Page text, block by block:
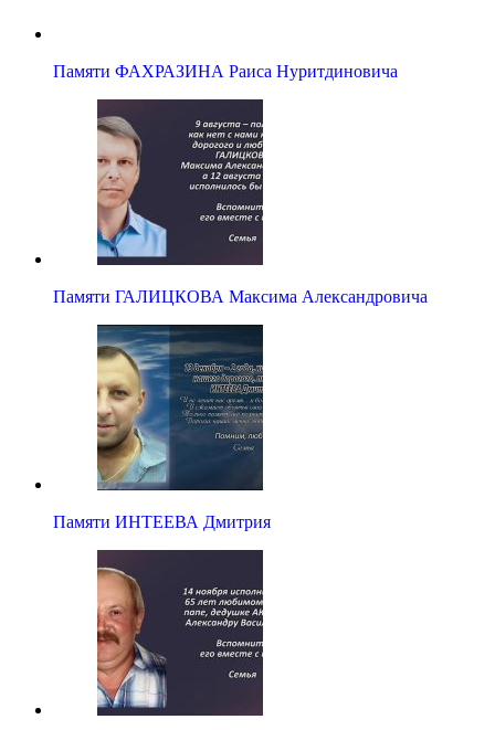
Памяти ФАХРАЗИНА Раиса Нуритдиновича
Памяти ГАЛИЦКОВА Максима Александровича
Памяти ИНТЕЕВА Дмитрия